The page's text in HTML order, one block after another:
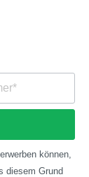
können,
diesem Grund